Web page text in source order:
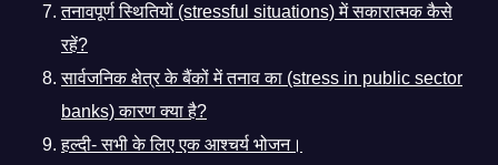
तनावपूर्ण स्थितियों (stressful situations) में सकारात्मक कैसे
रहें?
सार्वजनिक क्षेत्र के बैंकों में तनाव का (stress in public sector
banks) कारण क्या है?
हल्दी- सभी के लिए एक आश्चर्य भोजन।